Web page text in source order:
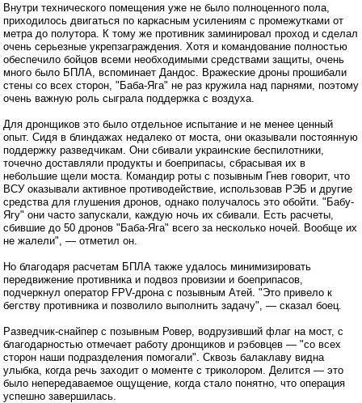
Внутри технического помещения уже не было полноценного пола,
приходилось двигаться по каркасным усилениям с промежутками от
метра до полутора. К тому же противник заминировал проход и сделал
очень серьезные укрепзаграждения. Хотя и командование полностью
обеспечило бойцов всеми необходимыми средствами защиты, очень
много было БПЛА, вспоминает Дандос. Вражеские дроны прошибали
стены со всех сторон, "Баба-Яга" не раз кружила над парнями, поэтому
очень важную роль сыграла поддержка с воздуха.
Для дронщиков это было отдельное испытание и не менее ценный
опыт. Сидя в блиндажах недалеко от моста, они оказывали постоянную
поддержку разведчикам. Они сбивали украинские беспилотники,
точечно доставляли продукты и боеприпасы, сбрасывая их в
небольшие щели моста. Командир роты с позывным Гнев говорит, что
ВСУ оказывали активное противодействие, использовав РЭБ и другие
средства для глушения дронов, однако получалось это обойти. "Бабу-
Ягу" они часто запускали, каждую ночь их сбивали. Есть расчеты,
сбившие до 50 дронов "Баба-Яга" всего за несколько ночей. Вообще их
не жалели", — отметил он.
Но благодаря расчетам БПЛА также удалось минимизировать
передвижение противника и подвоз провизии и боеприпасов,
подчеркнул оператор FPV-дрона с позывным Атей. "Это привело к
бегству противника и позволило выполнить задачу", — сказал боец.
Разведчик-снайпер с позывным Ровер, водрузивший флаг на мост, с
благодарностью отмечает работу дронщиков и рэбовцев — "со всех
сторон наши подразделения помогали". Сквозь балаклаву видна
улыбка, когда речь заходит о моменте с триколором. Делится — это
было непередаваемое ощущение, когда стало понятно, что операция
успешно завершилась.